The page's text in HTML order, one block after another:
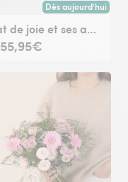
Dès aujourd'hui
Livraison dès
Eclat de joie et ses amandes au chocolat
55,95€